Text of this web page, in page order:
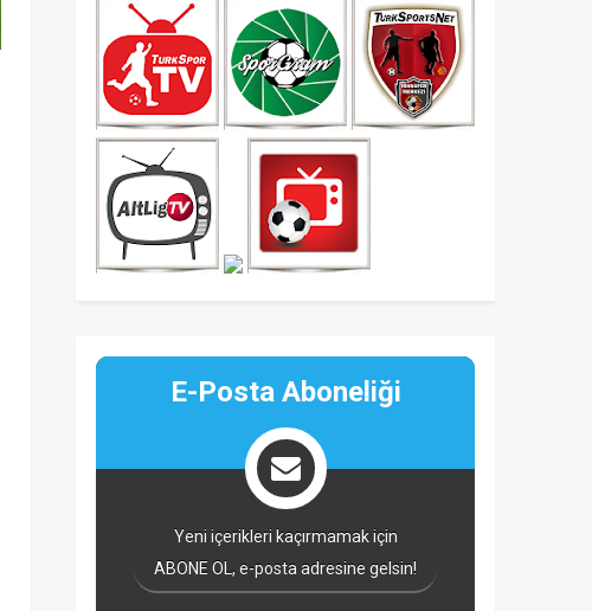
E-Posta Aboneliği
Yeni içerikleri kaçırmamak için
ABONE OL, e-posta adresine gelsin!